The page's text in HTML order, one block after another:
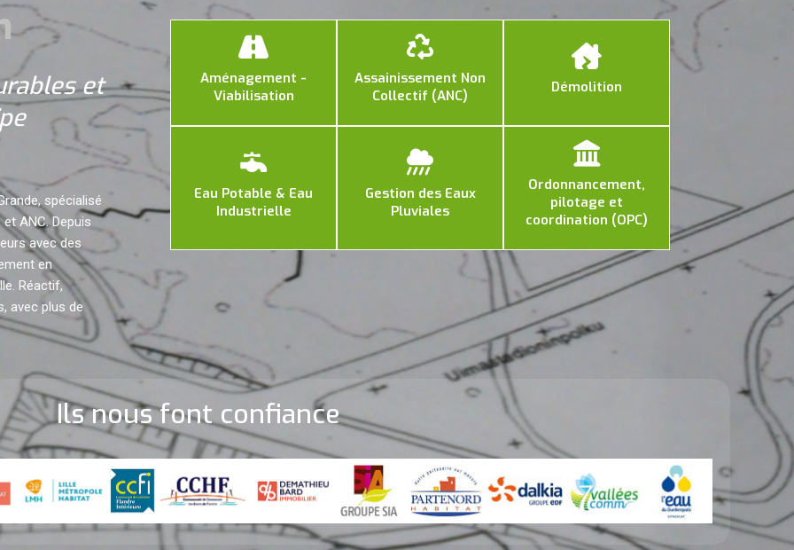
et
spécialisé
ANC. Depuis
avec des
en
Réactif,
avec plus de
Aménagement -
Viabilisation
Assainissement Non
Collectif (ANC)
Démolition
Eau Potable & Eau
Industrielle
Gestion des Eaux
Pluviales
Ordonnancement,
pilotage et
coordination (OPC)
Ils nous font confiance